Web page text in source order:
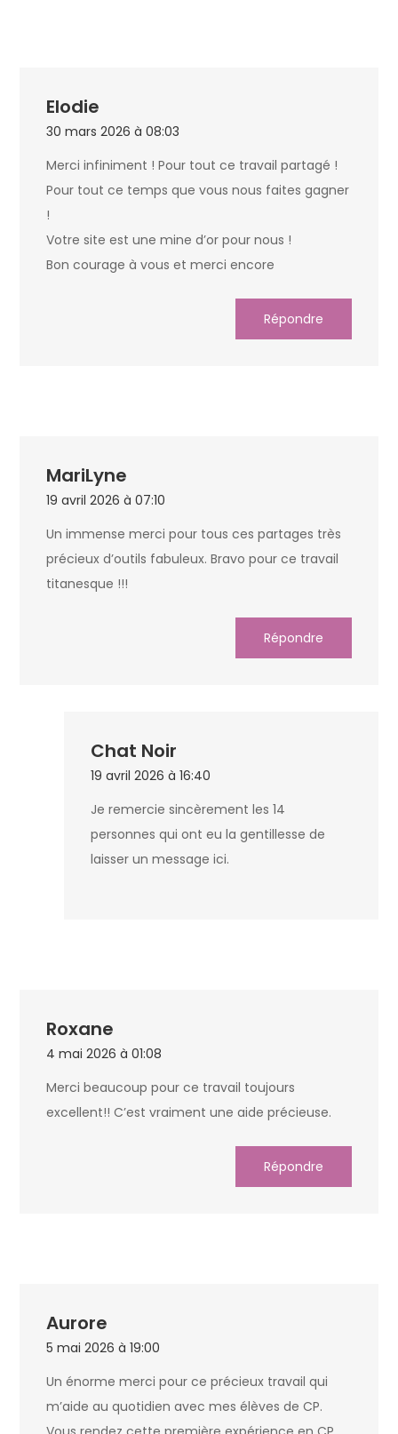
Elodie
30 mars 2026 à 08:03
Merci infiniment ! Pour tout ce travail partagé !
Pour tout ce temps que vous nous faites gagner
!
Votre site est une mine d’or pour nous !
Bon courage à vous et merci encore
Répondre
MariLyne
19 avril 2026 à 07:10
Un immense merci pour tous ces partages très
précieux d’outils fabuleux. Bravo pour ce travail
titanesque !!!
Répondre
Chat Noir
19 avril 2026 à 16:40
Je remercie sincèrement les 14
personnes qui ont eu la gentillesse de
laisser un message ici.
Roxane
4 mai 2026 à 01:08
Merci beaucoup pour ce travail toujours
excellent!! C’est vraiment une aide précieuse.
Répondre
Aurore
5 mai 2026 à 19:00
Un énorme merci pour ce précieux travail qui
m’aide au quotidien avec mes élèves de CP.